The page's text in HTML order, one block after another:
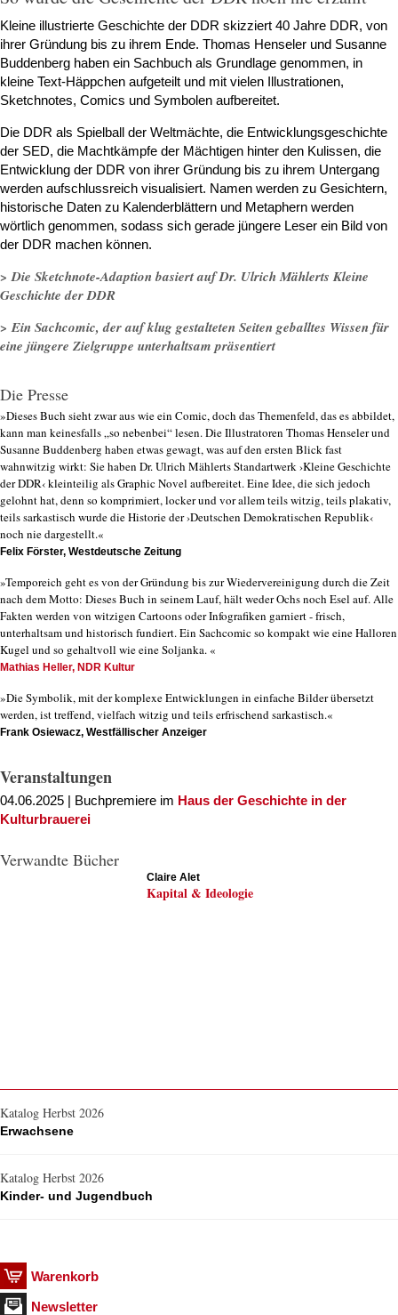
Kleine illustrierte Geschichte der DDR skizziert 40 Jahre DDR, von
ihrer Gründung bis zu ihrem Ende. Thomas Henseler und Susanne
Buddenberg haben ein Sachbuch als Grundlage genommen, in
kleine Text-Häppchen aufgeteilt und mit vielen Illustrationen,
Sketchnotes, Comics und Symbolen aufbereitet.
Die DDR als Spielball der Weltmächte, die Entwicklungsgeschichte
der SED, die Machtkämpfe der Mächtigen hinter den Kulissen, die
Entwicklung der DDR von ihrer Gründung bis zu ihrem Untergang
werden aufschlussreich visualisiert. Namen werden zu Gesichtern,
historische Daten zu Kalenderblättern und Metaphern werden
wörtlich genommen, sodass sich gerade jüngere Leser ein Bild von
der DDR machen können.
> Die Sketchnote-Adaption basiert auf Dr. Ulrich Mählerts Kleine
Geschichte der DDR
> Ein Sachcomic, der auf klug gestalteten Seiten geballtes Wissen für
eine jüngere Zielgruppe unterhaltsam präsentiert
Die Presse
»Dieses Buch sieht zwar aus wie ein Comic, doch das Themenfeld, das es abbildet,
kann man keinesfalls „so nebenbei“ lesen. Die Illustratoren Thomas Henseler und
Susanne Buddenberg haben etwas gewagt, was auf den ersten Blick fast
wahnwitzig wirkt: Sie haben Dr. Ulrich Mählerts Standartwerk ›Kleine Geschichte
der DDR‹ kleinteilig als Graphic Novel aufbereitet. Eine Idee, die sich jedoch
gelohnt hat, denn so komprimiert, locker und vor allem teils witzig, teils plakativ,
teils sarkastisch wurde die Historie der ›Deutschen Demokratischen Republik‹
noch nie dargestellt.«
Felix Förster, Westdeutsche Zeitung
»Temporeich geht es von der Gründung bis zur Wiedervereinigung durch die Zeit
nach dem Motto: Dieses Buch in seinem Lauf, hält weder Ochs noch Esel auf. Alle
Fakten werden von witzigen Cartoons oder Infografiken garniert - frisch,
unterhaltsam und historisch fundiert. Ein Sachcomic so kompakt wie eine Halloren
Kugel und so gehaltvoll wie eine Soljanka. «
Mathias Heller, NDR Kultur
»Die Symbolik, mit der komplexe Entwicklungen in einfache Bilder übersetzt
werden, ist treffend, vielfach witzig und teils erfrischend sarkastisch.«
Frank Osiewacz, Westfällischer Anzeiger
Veranstaltungen
04.06.2025 | Buchpremiere im Haus der Geschichte in der
Kulturbrauerei
Verwandte Bücher
Claire Alet
Kapital & Ideologie
Katalog Herbst 2026
Erwachsene
Katalog Herbst 2026
Kinder- und Jugendbuch
Warenkorb
Newsletter